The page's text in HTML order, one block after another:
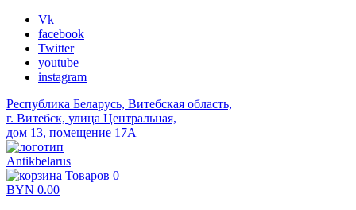
Vk
facebook
Twitter
youtube
instagram
Республика Беларусь, Витебская область,
г. Витебск, улица Центральная,
дом 13, помещение 17А
Antikbelarus
Товаров 0
BYN 0.00